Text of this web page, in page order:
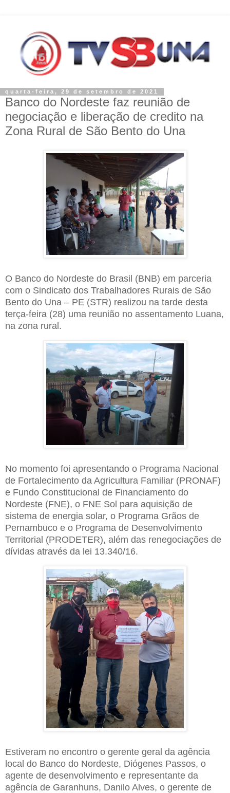
quarta-feira, 29 de setembro de 2021
Banco do Nordeste faz reunião de
negociação e liberação de credito na
Zona Rural de São Bento do Una
O Banco do Nordeste do Brasil (BNB) em parceria
com o Sindicato dos Trabalhadores Rurais de São
Bento do Una – PE (STR) realizou na tarde desta
terça-feira (28) uma reunião no assentamento Luana,
na zona rural.
No momento foi apresentando o Programa Nacional
de Fortalecimento da Agricultura Familiar (PRONAF)
e Fundo Constitucional de Financiamento do
Nordeste (FNE), o FNE Sol para aquisição de
sistema de energia solar, o Programa Grãos de
Pernambuco e o Programa de Desenvolvimento
Territorial (PRODETER), além das renegociações de
dívidas através da lei 13.340/16.
Estiveram no encontro o gerente geral da agência
local do Banco do Nordeste, Diógenes Passos, o
agente de desenvolvimento e representante da
agência de Garanhuns, Danilo Alves, o gerente de